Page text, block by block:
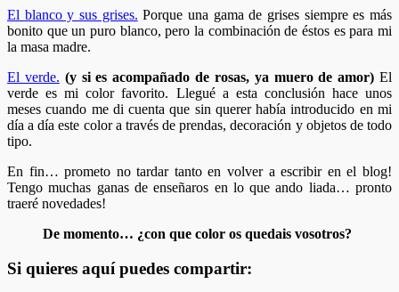
El blanco y sus grises. Porque una gama de grises siempre es más
bonito que un puro blanco, pero la combinación de éstos es para mi
la masa madre.
El verde. (y si es acompañado de rosas, ya muero de amor) El
verde es mi color favorito. Llegué a esta conclusión hace unos
meses cuando me di cuenta que sin querer había introducido en mi
día a día este color a través de prendas, decoración y objetos de todo
tipo.
En fin… prometo no tardar tanto en volver a escribir en el blog!
Tengo muchas ganas de enseñaros en lo que ando liada… pronto
traeré novedades!
De momento… ¿con que color os quedais vosotros?
Si quieres aquí puedes compartir: